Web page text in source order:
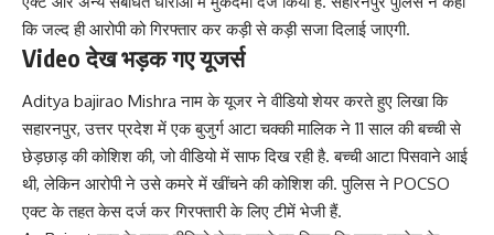
कि जल्द ही आरोपी को गिरफ्तार कर कड़ी से कड़ी सजा दिलाई जाएगी.
Video देख भड़क गए यूजर्स
Aditya bajirao Mishra नाम के यूजर ने वीडियो शेयर करते हुए लिखा कि
सहारनपुर, उत्तर प्रदेश में एक बुजुर्ग आटा चक्की मालिक ने 11 साल की बच्ची से
छेड़छाड़ की कोशिश की, जो वीडियो में साफ दिख रही है. बच्ची आटा पिसवाने आई
थी, लेकिन आरोपी ने उसे कमरे में खींचने की कोशिश की. पुलिस ने POCSO
एक्ट के तहत केस दर्ज कर गिरफ्तारी के लिए टीमें भेजी हैं.